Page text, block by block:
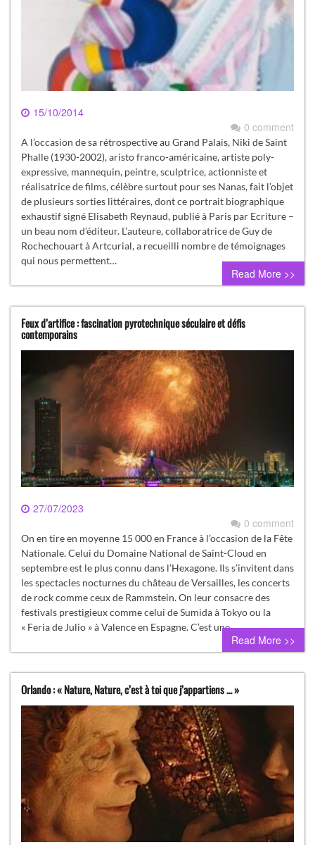
15/10/2014
0 comment
A l’occasion de sa rétrospective au Grand Palais, Niki de Saint
Phalle (1930-2002), aristo franco-américaine, artiste poly-
expressive, mannequin, peintre, sculptrice, actionniste et
réalisatrice de films, célèbre surtout pour ses Nanas, fait l’objet
de plusieurs sorties littéraires, dont ce portrait biographique
exhaustif signé Elisabeth Reynaud, publié à Paris par Ecriture –
un beau nom d’éditeur. L’auteure, collaboratrice de Guy de
Rochechouart à Artcurial, a recueilli nombre de témoignages
qui nous permettent…
Read More >>
Feux d’artifice : fascination pyrotechnique séculaire et défis
contemporains
27/07/2023
0 comment
On en tire en moyenne 15 000 en France à l’occasion de la Fête
Nationale. Celui du Domaine National de Saint-Cloud en
septembre est le plus connu dans l’Hexagone. Ils s’invitent dans
les spectacles nocturnes du château de Versailles, les concerts
de rock comme ceux de Rammstein. On leur consacre des
festivals prestigieux comme celui de Sumida à Tokyo ou la
« Feria de Julio » à Valence en Espagne. C’est une…
Read More >>
Orlando : « Nature, Nature, c’est à toi que j’appartiens … »